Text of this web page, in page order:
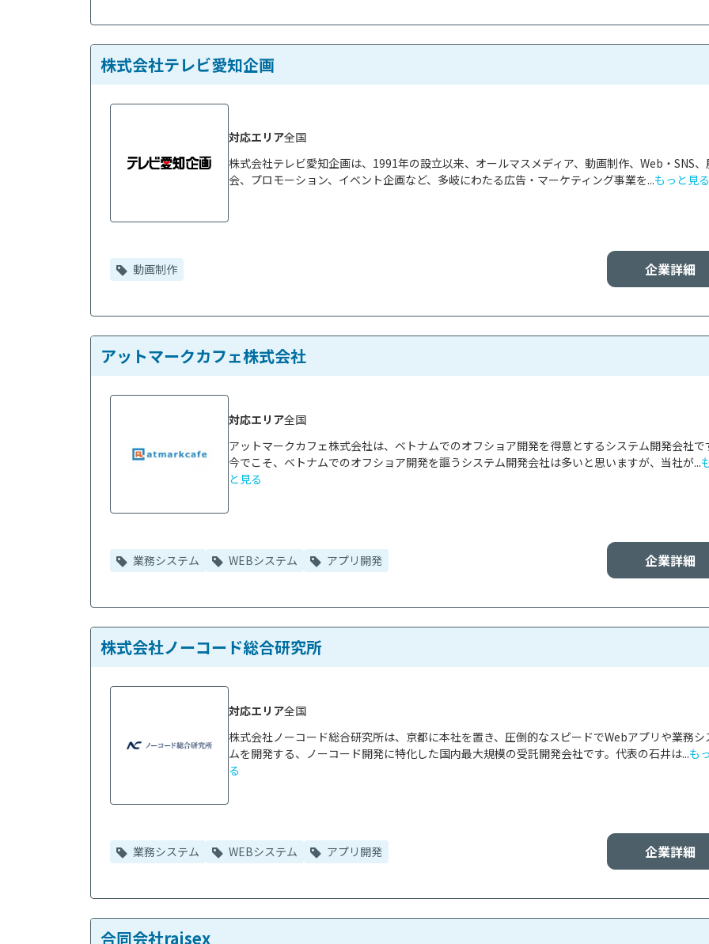
株式会社テレビ愛知企画
株式会社テレビ愛知企画は、1991年の設立以来、オールマスメディア、動画制作、Web・SNS、
会、プロモーション、イベント企画など、多岐にわたる広告・マーケティング事業を...もっと見る
対応エリア全国
企業詳細
動画制作
アットマークカフェ株式会社
アットマークカフェ株式会社は、ベトナムでのオフショア開発を得意とするシステム開発会社で
今でこそ、ベトナムでのオフショア開発を謳うシステム開発会社は多いと思いますが、当社が...
と見る
対応エリア全国
企業詳細
業務システム WEBシステム アプリ開発
株式会社ノーコード総合研究所
株式会社ノーコード総合研究所は、京都に本社を置き、圧倒的なスピードでWebアプリや業務シ
ムを開発する、ノーコード開発に特化した国内最大規模の受託開発会社です。代表の石井は...も
る
対応エリア全国
企業詳細
業務システム WEBシステム アプリ開発
合同会社raisex